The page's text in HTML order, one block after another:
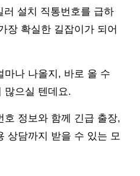
러 설치 직통번호를 급하
장 확실한 길잡이가 되어
마나 나올지, 바로 올 수
많으실 텐데요.
호 정보와 함께 긴급 출장,
상담까지 받을 수 있는 모